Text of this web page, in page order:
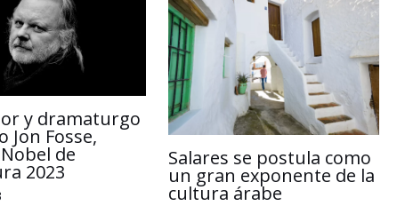
y dramaturgo
Jon Fosse,
de
2023
Salares se postula como
un gran exponente de la
cultura árabe